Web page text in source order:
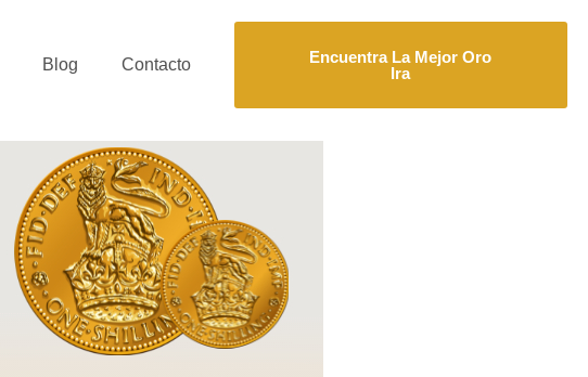
Blog Contacto
Encuentra La Mejor Oro
Ira